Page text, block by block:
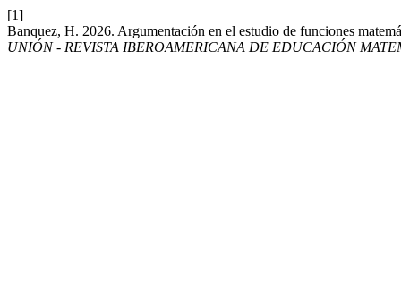
[1]
Banquez, H. 2026. Argumentación en el estudio de funciones
UNIÓN - REVISTA IBEROAMERICANA DE EDUCACIÓN